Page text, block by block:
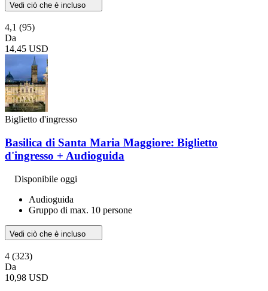
Vedi ciò che è incluso
4,1 (95)
Da
14,45 USD
Biglietto d'ingresso
Basilica di Santa Maria Maggiore: Biglietto
d'ingresso + Audioguida
Disponibile oggi
Audioguida
Gruppo di max. 10 persone
Vedi ciò che è incluso
4 (323)
Da
10,98 USD